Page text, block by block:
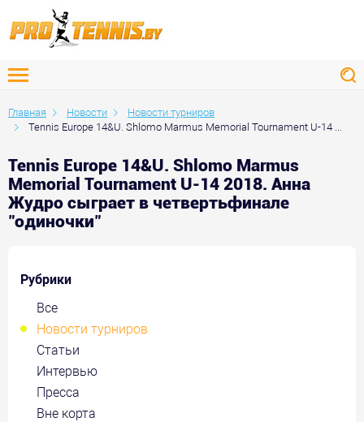
Главная Новости
Новости турниров
Tennis Europe 14&U. Shlomo Marmus Memorial Tournament U-14 ...
Tennis Europe 14&U. Shlomo Marmus
Memorial Tournament U-14 2018. Анна
Жудро сыграет в четвертьфинале
"одиночки"
Рубрики
Все
Новости турниров
Статьи
Интервью
Пресса
Вне корта